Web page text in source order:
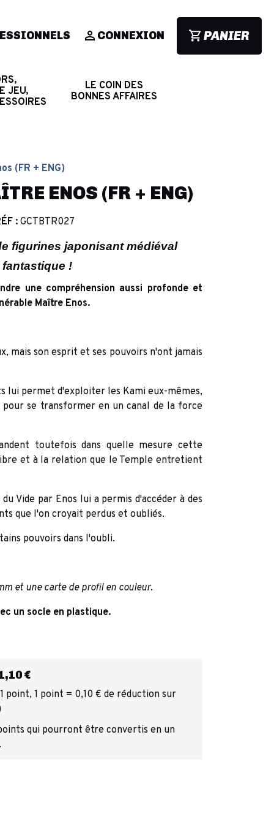
CONNEXION PANIER
JEU,
LE COIN DES
BONNES AFFAIRES
(FR + ENG)
ENOS (FR + ENG)
: GCTBTR027
figurines japonisant médiéval
fantastique !
une compréhension aussi profonde et
Maître Enos.
mais son esprit et ses pouvoirs n'ont jamais
lui permet d'exploiter les Kami eux-mêmes,
pour se transformer en un canal de la force
toutefois dans quelle mesure cette
et à la relation que le Temple entretient
Vide par Enos lui a permis d'accéder à des
que l'on croyait perdus et oubliés.
pouvoirs dans l'oubli.
et une carte de profil en couleur.
un socle en plastique.
€
point, 1 point = 0,10 € de réduction sur
qui pourront être convertis en un